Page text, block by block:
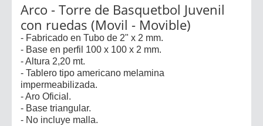
Arco - Torre de Basquetbol Juvenil
con ruedas (Movil - Movible)
- Fabricado en Tubo de 2" x 2 mm.
- Base en perfil 100 x 100 x 2 mm.
- Altura 2,20 mt.
- Tablero tipo americano melamina
impermeabilizada.
- Aro Oficial.
- Base triangular.
- No incluye malla.